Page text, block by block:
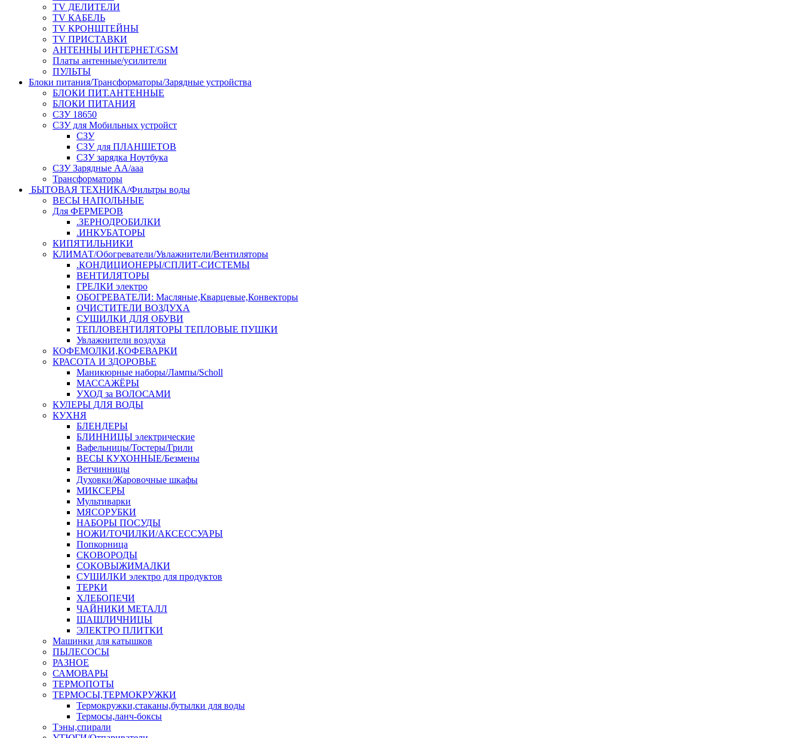
TV ДЕЛИТЕЛИ
TV КАБЕЛЬ
TV КРОНШТЕЙНЫ
TV ПРИСТАВКИ
АНТЕННЫ ИНТЕРНЕТ/GSM
Платы антенные/усилители
ПУЛЬТЫ
Блоки питания/Трансформаторы/Зарядные устройства
БЛОКИ ПИТ.АНТЕННЫЕ
БЛОКИ ПИТАНИЯ
СЗУ 18650
СЗУ для Мобильных устройст
СЗУ
СЗУ для ПЛАНШЕТОВ
СЗУ зарядка Ноутбука
СЗУ Зарядные АА/ааа
Трансформаторы
БЫТОВАЯ ТЕХНИКА/Фильтры воды
ВЕСЫ НАПОЛЬНЫЕ
Для ФЕРМЕРОВ
.ЗЕРНОДРОБИЛКИ
.ИНКУБАТОРЫ
КИПЯТИЛЬНИКИ
КЛИМАТ/Обогреватели/Увлажнители/Вентиляторы
.КОНДИЦИОНЕРЫ/СПЛИТ-СИСТЕМЫ
ВЕНТИЛЯТОРЫ
ГРЕЛКИ электро
ОБОГРЕВАТЕЛИ: Масляные,Кварцевые,Конвекторы
ОЧИСТИТЕЛИ ВОЗДУХА
СУШИЛКИ ДЛЯ ОБУВИ
ТЕПЛОВЕНТИЛЯТОРЫ ТЕПЛОВЫЕ ПУШКИ
Увлажнители воздуха
КОФЕМОЛКИ,КОФЕВАРКИ
КРАСОТА И ЗДОРОВЬЕ
Маникюрные наборы/Лампы/Scholl
МАССАЖЁРЫ
УХОД за ВОЛОСАМИ
КУЛЕРЫ ДЛЯ ВОДЫ
КУХНЯ
БЛЕНДЕРЫ
БЛИННИЦЫ электрические
Вафельницы/Тостеры/Грили
ВЕСЫ КУХОННЫЕ/Безмены
Ветчинницы
Духовки/Жаровочные шкафы
МИКСЕРЫ
Мультиварки
МЯСОРУБКИ
НАБОРЫ ПОСУДЫ
НОЖИ/ТОЧИЛКИ/АКСЕССУАРЫ
Попкорница
СКОВОРОДЫ
СОКОВЫЖИМАЛКИ
СУШИЛКИ электро для продуктов
ТЕРКИ
ХЛЕБОПЕЧИ
ЧАЙНИКИ МЕТАЛЛ
ШАШЛИЧНИЦЫ
ЭЛЕКТРО ПЛИТКИ
Машинки для катышков
ПЫЛЕСОСЫ
РАЗНОЕ
САМОВАРЫ
ТЕРМОПОТЫ
ТЕРМОСЫ,ТЕРМОКРУЖКИ
Термокружки,стаканы,бутылки для воды
Термосы,ланч-боксы
Тэны,спирали